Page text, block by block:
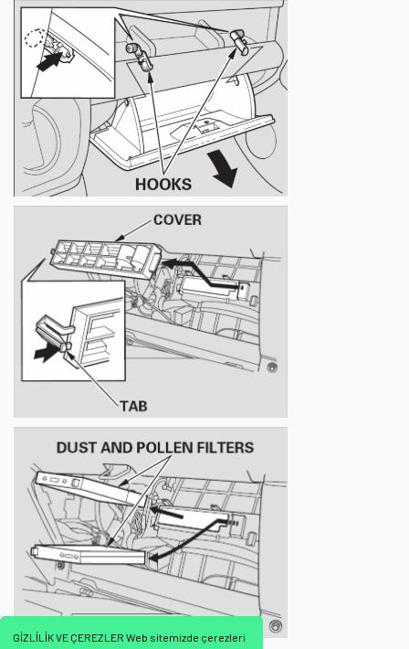
GİZLİLİK VE ÇEREZLER Web sitemizde çerezleri